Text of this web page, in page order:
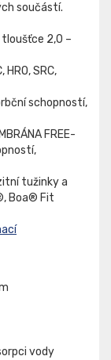
součástí.
tloušťce 2,0 –
HRO, SRC,
schopností,
FREE-
tužinky a
Boa® Fit
vody